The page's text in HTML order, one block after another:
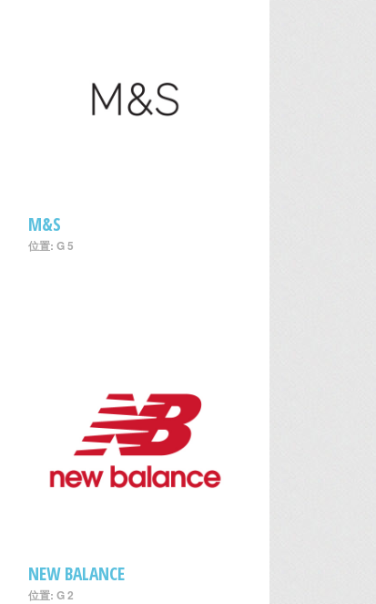
M&S
位置: G 5
NEW BALANCE
位置: G 2